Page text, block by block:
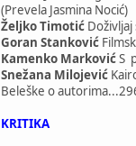
(Prevela Jasmina Nocić)
Željko Timotić Doživljaj
Goran Stanković
Kamenko MarkovićS
Snežana Milojević
Beleške o
KRITIKA